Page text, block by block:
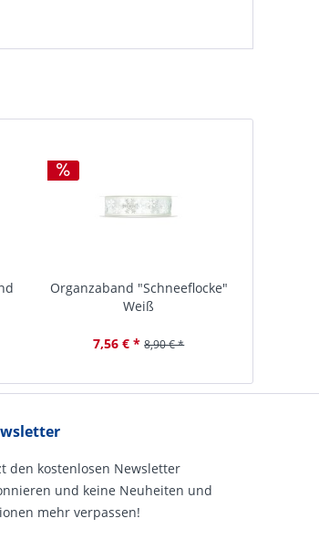
Organzaband "Schneeflocke"
Weiß
7,56 € * 8,90 € *
den kostenlosen Newsletter
und keine Neuheiten und
mehr verpassen!